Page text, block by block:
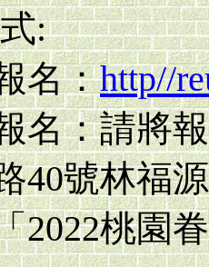
:
名：http//
名：請將
40號林福
桃園眷村